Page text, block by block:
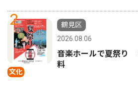
2
文化
鶴見区
2026.08.06
音楽ホールで夏祭り
料